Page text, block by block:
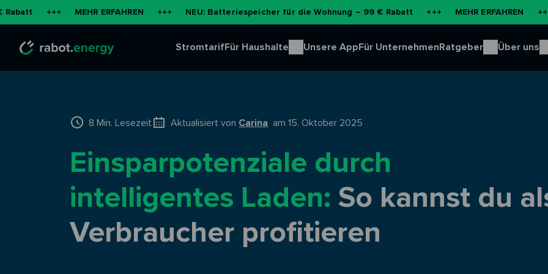
+++ MEHR ERFAHREN +++ NEU: Batteriespeicher für die Wohnung – 99 € Rabatt +++ MEHR ERFAHREN +++
StromtarifFür Haushalte Unsere AppFür UnternehmenRatgeber Über uns
8 Min. Lesezeit Aktualisiert von Carina am 15. Oktober 2025
Einsparpotenziale durch
intelligentes Laden: So kannst du
Verbraucher profitieren